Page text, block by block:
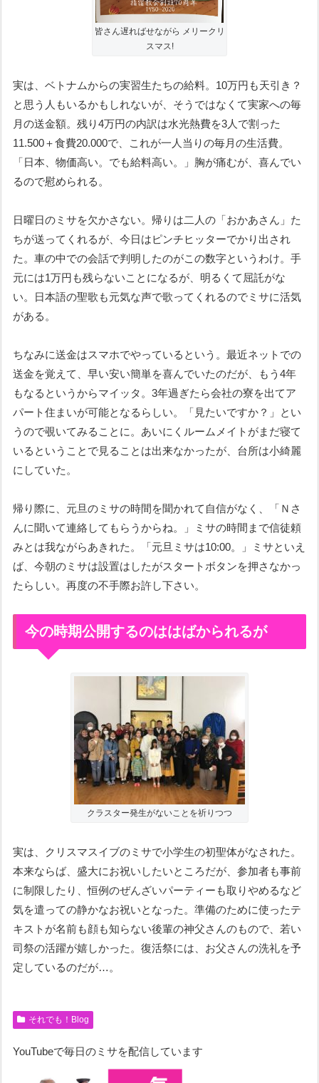
皆さん遅ればせながら メリークリ
スマス!
実は、ベトナムからの実習生たちの給料。10万円も天引き？
と思う人もいるかもしれないが、そうではなくて実家への毎
月の送金額。残り4万円の内訳は水光熱費を3人で割った
11.500＋食費20.000で、これが一人当りの毎月の生活費。
「日本、物価高い。でも給料高い。」胸が痛むが、喜んでい
るので慰められる。
日曜日のミサを欠かさない。帰りは二人の「おかあさん」た
ちが送ってくれるが、今日はピンチヒッターでかり出され
た。車の中での会話で判明したのがこの数字というわけ。手
元には1万円も残らないことになるが、明るくて屈託がな
い。日本語の聖歌も元気な声で歌ってくれるのでミサに活気
がある。
ちなみに送金はスマホでやっているという。最近ネットでの
送金を覚えて、早い安い簡単を喜んでいたのだが、もう4年
もなるというからマイッタ。3年過ぎたら会社の寮を出てア
パート住まいが可能となるらしい。「見たいですか？」とい
うので覗いてみることに。あいにくルームメイトがまだ寝て
いるということで見ることは出来なかったが、台所は小綺麗
にしていた。
帰り際に、元旦のミサの時間を聞かれて自信がなく、「Ｎさ
んに聞いて連絡してもらうからね。」ミサの時間まで信徒頼
みとは我ながらあきれた。「元旦ミサは10:00。」ミサといえ
ば、今朝のミサは設置はしたがスタートボタンを押さなかっ
たらしい。再度の不手際お許し下さい。
今の時期公開するのははばかられるが
クラスター発生がないことを祈りつつ
実は、クリスマスイブのミサで小学生の初聖体がなされた。
本来ならば、盛大にお祝いしたいところだが、参加者も事前
に制限したり、恒例のぜんざいパーティーも取りやめるなど
気を遣っての静かなお祝いとなった。準備のために使ったテ
キストが名前も顔も知らない後輩の神父さんのもので、若い
司祭の活躍が嬉しかった。復活祭には、お父さんの洗礼を予
定しているのだが…。
それでも！Blog
YouTubeで毎日のミサを配信しています